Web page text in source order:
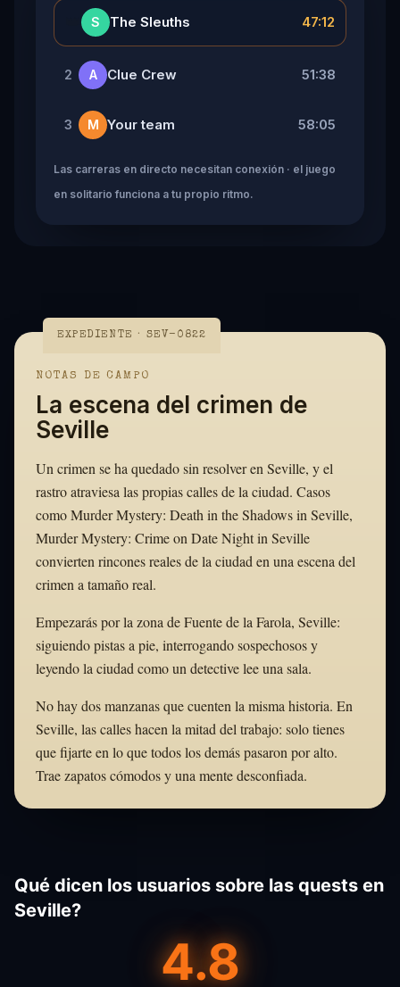
S The Sleuths 47:12
2 A Clue Crew 51:38
3 M Your team 58:05
Las carreras en directo necesitan conexión · el juego
en solitario funciona a tu propio ritmo.
EXPEDIENTE · SEV-0822
NOTAS DE CAMPO
La escena del crimen de
Seville
Un crimen se ha quedado sin resolver en Seville, y el
rastro atraviesa las propias calles de la ciudad. Casos
como Murder Mystery: Death in the Shadows in Seville,
Murder Mystery: Crime on Date Night in Seville
convierten rincones reales de la ciudad en una escena del
crimen a tamaño real.
Empezarás por la zona de Fuente de la Farola, Seville:
siguiendo pistas a pie, interrogando sospechosos y
leyendo la ciudad como un detective lee una sala.
No hay dos manzanas que cuenten la misma historia. En
Seville, las calles hacen la mitad del trabajo: solo tienes
que fijarte en lo que todos los demás pasaron por alto.
Trae zapatos cómodos y una mente desconfiada.
Qué dicen los usuarios sobre las quests en
Seville?
4.8